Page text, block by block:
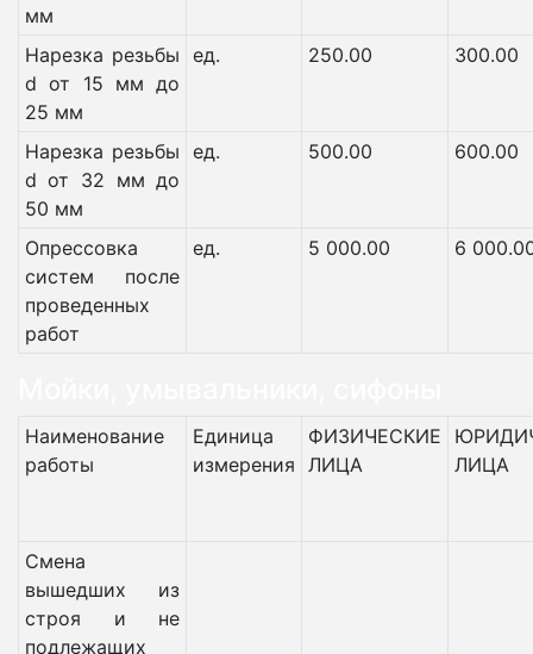
мм
Нарезка резьбы
d от 15 мм до
25 мм
ед. 250.00 300.00
Нарезка резьбы
d от 32 мм до
50 мм
ед. 500.00 600.00
Опрессовка
систем после
проведенных
работ
ед. 5 000.00 6
Наименование
работы
Единица
измерения
ФИЗИЧЕСКИЕ
ЛИЦА
ЛИЦА
Смена
вышедших из
строя и не
подлежащих